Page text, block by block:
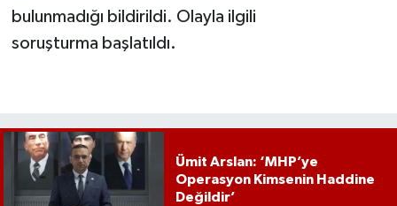
bulunmadığı bildirildi. Olayla ilgili
soruşturma başlatıldı.
Ümit Arslan: ‘MHP’ye
Operasyon Kimsenin Haddine
Değildir’